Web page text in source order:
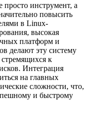
просто инструмент, а
повысить
в Linux-
высокая
платформ и
делают эту систему
к
Интеграция
на главных
сложности, что,
и быстрому